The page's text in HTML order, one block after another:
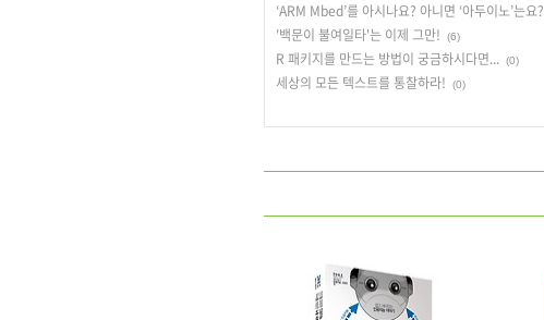
‘ARM Mbed’를 아시나요? 아니면 ‘아두이노’는요?
'백문이 불여일타'는 이제 그만! (6)
R 패키지를 만드는 방법이 궁금하시다면... (0)
세상의 모든 텍스트를 통찰하라! (0)